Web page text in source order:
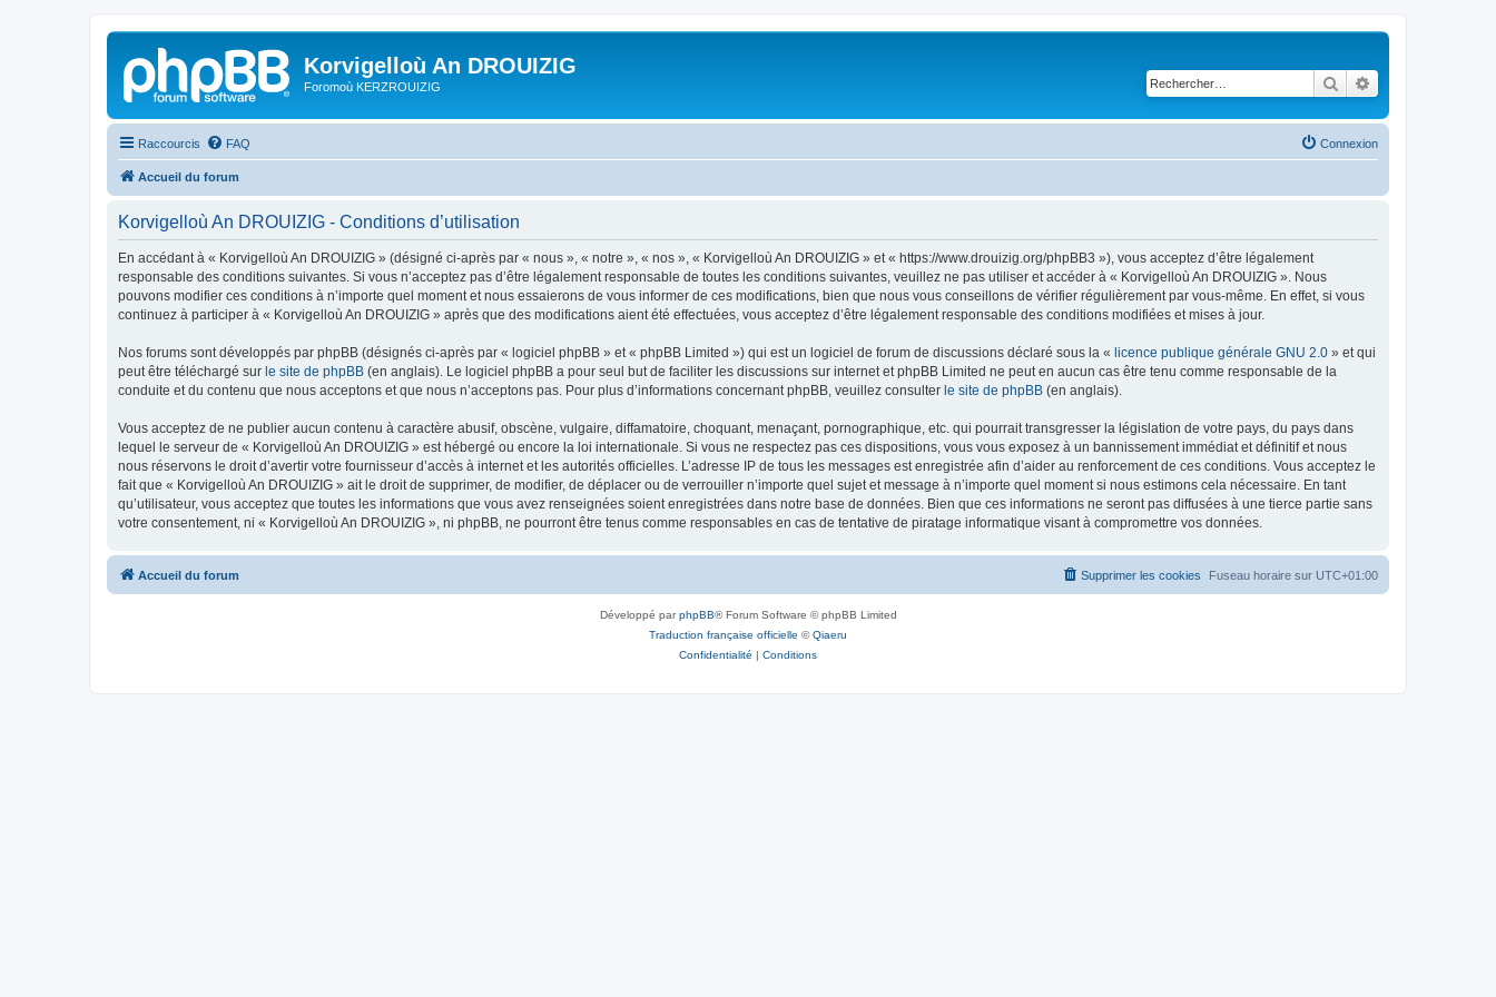
Korvigelloù An DROUIZIG
Foromoù KERZROUIZIG Rechercher
Raccourcis FAQ Connexion
Accueil du forum
Korvigelloù An DROUIZIG - Conditions d’utilisation
En accédant à « Korvigelloù An DROUIZIG » (désigné ci-après par « nous », « notre », « nos », « Korvigelloù An DROUIZIG » et « https://www.drouizig.org/phpBB3 »), vous acceptez d’être légalement
responsable des conditions suivantes. Si vous n’acceptez pas d’être légalement responsable de toutes les conditions suivantes, veuillez ne pas utiliser et accéder à « Korvigelloù An DROUIZIG ». Nous
pouvons modifier ces conditions à n’importe quel moment et nous essaierons de vous informer de ces modifications, bien que nous vous conseillons de vérifier régulièrement par vous-même. En effet, si vous
continuez à participer à « Korvigelloù An DROUIZIG » après que des modifications aient été effectuées, vous acceptez d’être légalement responsable des conditions modifiées et mises à jour.
Nos forums sont développés par phpBB (désignés ci-après par « logiciel phpBB » et « phpBB Limited ») qui est un logiciel de forum de discussions déclaré sous la « licence publique générale GNU 2.0 » et qui
peut être téléchargé sur le site de phpBB (en anglais). Le logiciel phpBB a pour seul but de faciliter les discussions sur internet et phpBB Limited ne peut en aucun cas être tenu comme responsable de la
conduite et du contenu que nous acceptons et que nous n’acceptons pas. Pour plus d’informations concernant phpBB, veuillez consulter le site de phpBB (en anglais).
Vous acceptez de ne publier aucun contenu à caractère abusif, obscène, vulgaire, diffamatoire, choquant, menaçant, pornographique, etc. qui pourrait transgresser la législation de votre pays, du pays dans
lequel le serveur de « Korvigelloù An DROUIZIG » est hébergé ou encore la loi internationale. Si vous ne respectez pas ces dispositions, vous vous exposez à un bannissement immédiat et définitif et nous
nous réservons le droit d’avertir votre fournisseur d’accès à internet et les autorités officielles. L’adresse IP de tous les messages est enregistrée afin d’aider au renforcement de ces conditions. Vous acceptez le
fait que « Korvigelloù An DROUIZIG » ait le droit de supprimer, de modifier, de déplacer ou de verrouiller n’importe quel sujet et message à n’importe quel moment si nous estimons cela nécessaire. En tant
qu’utilisateur, vous acceptez que toutes les informations que vous avez renseignées soient enregistrées dans notre base de données. Bien que ces informations ne seront pas diffusées à une tierce partie sans
votre consentement, ni « Korvigelloù An DROUIZIG », ni phpBB, ne pourront être tenus comme responsables en cas de tentative de piratage informatique visant à compromettre vos données.
Accueil du forum Fuseau horaire sur UTC+01:00
Supprimer les cookies
Développé parphpBB® Forum Software © phpBB Limited
Traduction française officielle ©Qiaeru
Confidentialité | Conditions